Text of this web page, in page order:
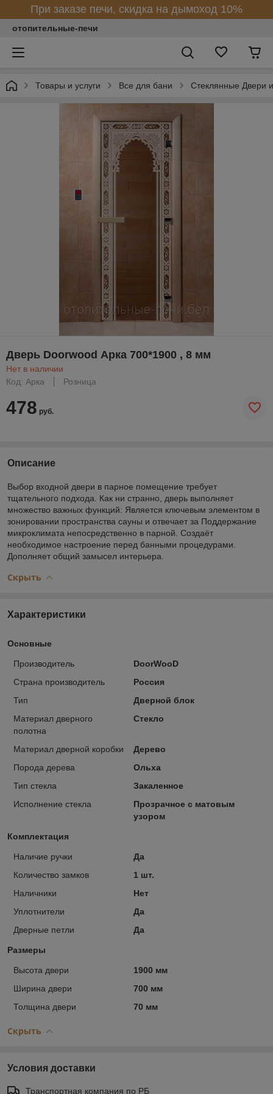
При заказе печи, скидка на дымоход 10%
отопительные-печи
Товары и услуги Все для бани Стеклянные Двери
Дверь Doorwood Арка 700*1900 , 8 мм
Нет в наличии
Код: Арка
Розница
478 руб.
Описание
Выбор входной двери в парное помещение требует
тщательного подхода. Как ни странно, дверь выполняет
множество важных функций: Является ключевым элементом в
зонировании пространства сауны и отвечает за Поддержание
микроклимата непосредственно в парной. Создаёт
необходимое настроение перед банными процедурами.
Дополняет общий замысел интерьера.
Скрыть
Характеристики
Основные
Производитель
DoorWooD
Страна производитель
Россия
Тип
Дверной блок
Материал дверного
полотна
Стекло
Материал дверной коробки
Дерево
Порода дерева
Ольха
Тип стекла
Закаленное
Исполнение стекла
Прозрачное c матовым
узором
Комплектация
Наличие ручки
Да
Количество замков
1 шт.
Наличники
Нет
Уплотнители
Да
Дверные петли
Да
Размеры
Высота двери
1900 мм
Ширина двери
700 мм
Толщина двери
70 мм
Скрыть
Условия доставки
Транспортная компания по РБ